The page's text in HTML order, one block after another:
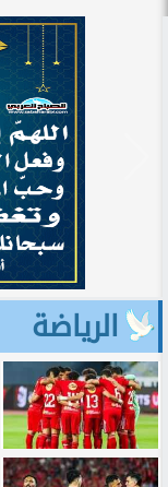
الرياضة